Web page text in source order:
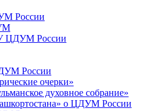
России
ЦДУМ России
России
очерки»
духовное собрание»
о ЦДУМ России